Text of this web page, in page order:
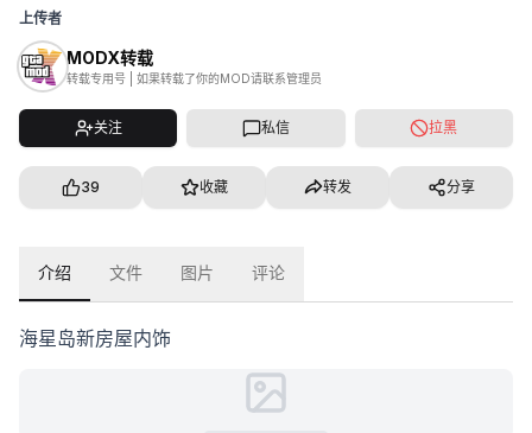
上传者
MODX转载
转载专用号 | 如果转载了你的MOD请联系管理员
关注 私信 拉黑
39 收藏 转发 分享
介绍 文件 图片 评论
海星岛新房屋内饰